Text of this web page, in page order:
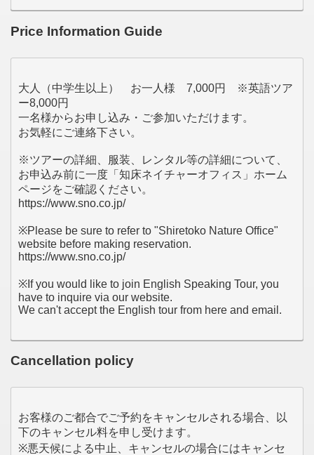
Price Information Guide
大人（中学生以上） お一人様 7,000円 ※英語ツア
ー8,000円
一名様からお申し込み・ご参加いただけます。
お気軽にご連絡下さい。
※ツアーの詳細、服装、レンタル等の詳細について、
お申込み前に一度「知床ネイチャーオフィス」ホーム
ページをご確認ください。
https://www.sno.co.jp/
※Please be sure to refer to "Shiretoko Nature Office"
website before making reservation.
https://www.sno.co.jp/
※If you would like to join English Speaking Tour, you
have to inquire via our website.
We can't accept the English tour from here and email.
Cancellation policy
お客様のご都合でご予約をキャンセルされる場合、以
下のキャンセル料を申し受けます。
※悪天候による中止、キャンセルの場合にはキャンセ